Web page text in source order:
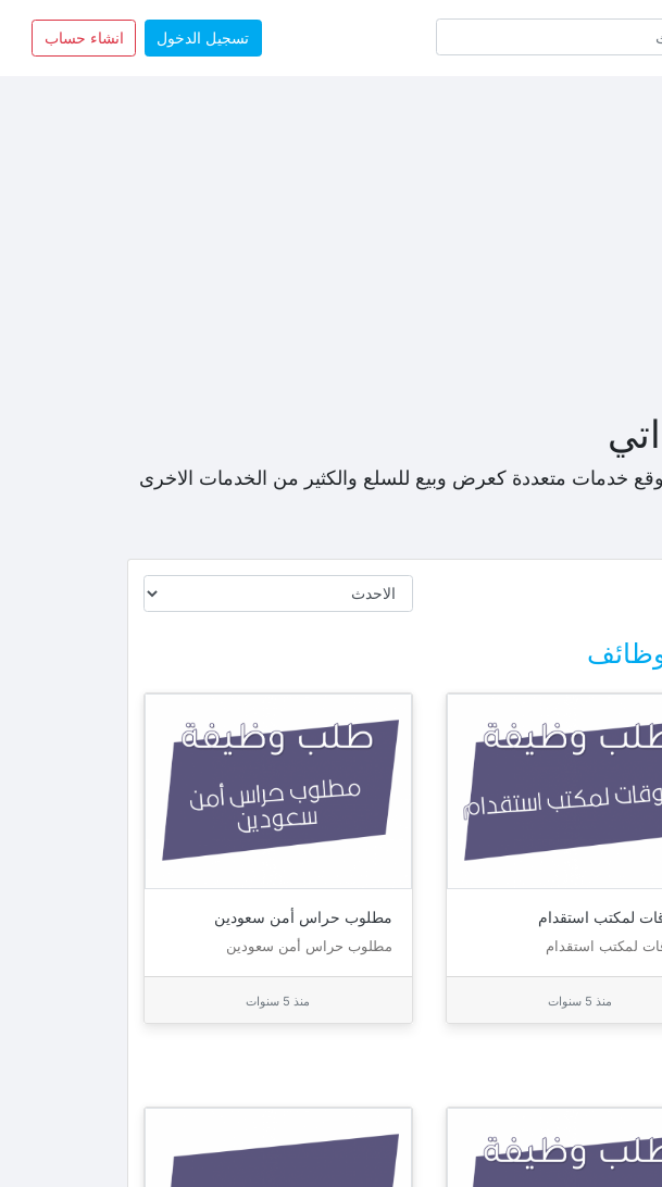
تسجيل الدخول انشاء حساب
خدمات متعددة كعرض وبيع للسلع والكثير من الخدمات الاخرى
لمكتب استقدام
لمكتب استقدام
منذ 5 سنوات
مطلوب حراس أمن سعودين
مطلوب حراس أمن سعودين
منذ 5 سنوات